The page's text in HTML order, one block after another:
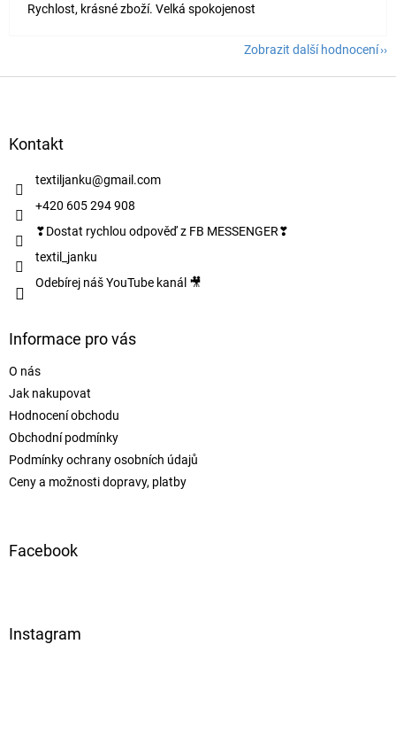
Rychlost, krásné zboží. Velká spokojenost
Zobrazit další hodnocení
Kontakt
textiljanku@gmail.com
+420 605 294 908
❣Dostat rychlou odpověď z FB MESSENGER❣
textil_janku
Odebírej náš YouTube kanál 🎥
Informace pro vás
O nás
Jak nakupovat
Hodnocení obchodu
Obchodní podmínky
Podmínky ochrany osobních údajů
Ceny a možnosti dopravy, platby
Facebook
Instagram